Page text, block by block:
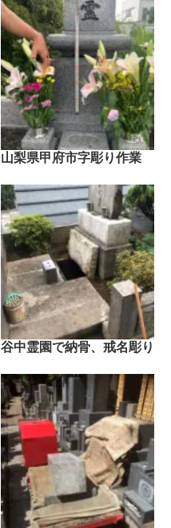
山梨県甲府市字彫り作業
谷中霊園で納骨、戒名彫り